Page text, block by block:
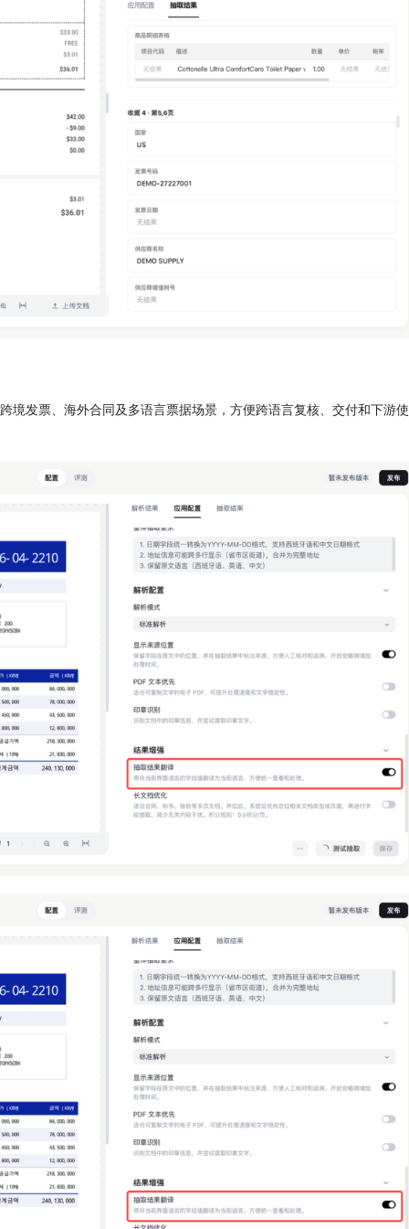
境发票、海外合同及多语言票据场景，方便跨语言复核、交付和下游使